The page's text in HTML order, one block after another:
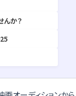
んか？